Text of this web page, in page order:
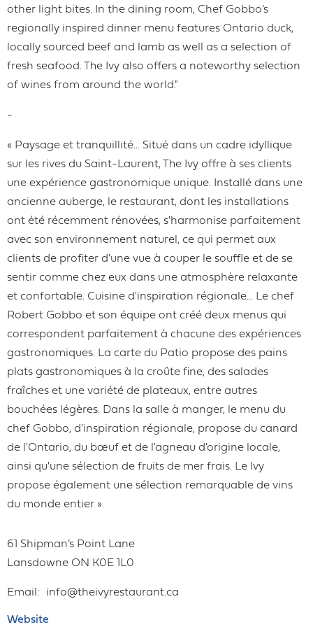
other light bites. In the dining room, Chef Gobbo’s
regionally inspired dinner menu features Ontario duck,
locally sourced beef and lamb as well as a selection of
fresh seafood. The Ivy also offers a noteworthy selection
of wines from around the world."
-
« Paysage et tranquillité... Situé dans un cadre idyllique
sur les rives du Saint-Laurent, The Ivy offre à ses clients
une expérience gastronomique unique. Installé dans une
ancienne auberge, le restaurant, dont les installations
ont été récemment rénovées, s'harmonise parfaitement
avec son environnement naturel, ce qui permet aux
clients de profiter d'une vue à couper le souffle et de se
sentir comme chez eux dans une atmosphère relaxante
et confortable. Cuisine d'inspiration régionale... Le chef
Robert Gobbo et son équipe ont créé deux menus qui
correspondent parfaitement à chacune des expériences
gastronomiques. La carte du Patio propose des pains
plats gastronomiques à la croûte fine, des salades
fraîches et une variété de plateaux, entre autres
bouchées légères. Dans la salle à manger, le menu du
chef Gobbo, d'inspiration régionale, propose du canard
de l'Ontario, du bœuf et de l'agneau d'origine locale,
ainsi qu'une sélection de fruits de mer frais. Le Ivy
propose également une sélection remarquable de vins
du monde entier ».
61 Shipman’s Point Lane
Lansdowne ON K0E 1L0
Email info@theivyrestaurant.ca
Website